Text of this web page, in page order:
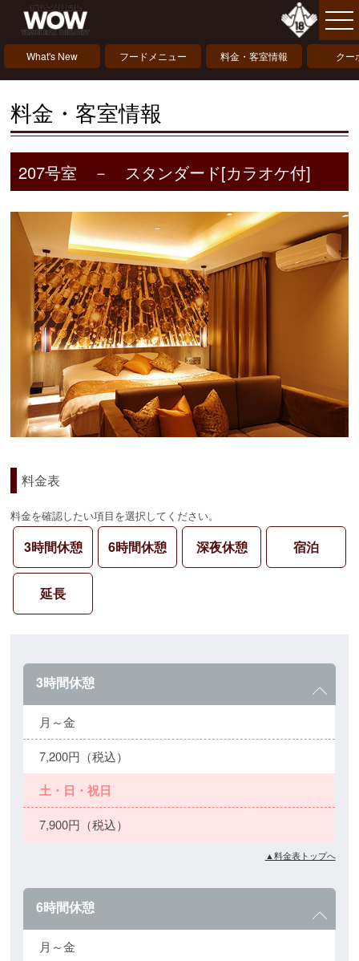
What's New フードメニュー 料金・客室情報 クー
料金・客室情報
207号室 － スタンダード[カラオケ付]
料金表
料金を確認したい項目を選択してください。
3時間休憩 6時間休憩 深夜休憩 宿泊
延長
3時間休憩
月～金
7,200円（税込）
土・日・祝日
7,900円（税込）
▲料金表トップへ
6時間休憩
月～金